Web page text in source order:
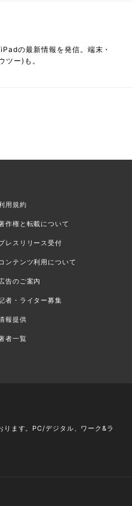
の最新情報を発信。端末・
ツー)も。
用規約
作権と転載について
レスリリース受付
ンテンツ利用について
告のご案内
者・ライター募集
報提供
者一覧
ります。PC/デジタル、ワーク&ラ